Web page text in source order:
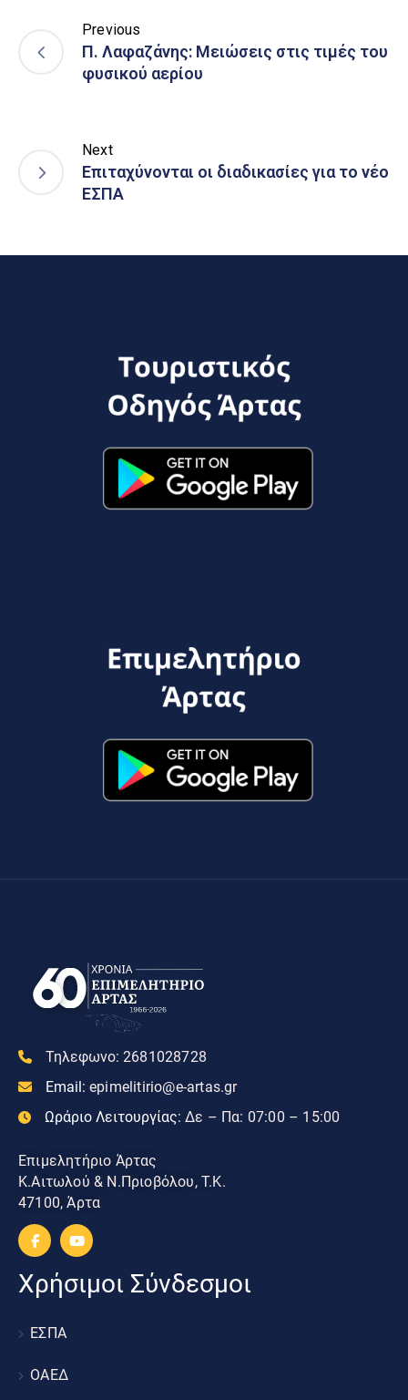
Previous
Π. Λαφαζάνης: Μειώσεις στις τιμές του
φυσικού αερίου
Next
Επιταχύνονται οι διαδικασίες για το νέο
ΕΣΠΑ
Τηλεφωνο: 2681028728
Email: epimelitirio@e-artas.gr
Ωράριο Λειτουργίας: Δε – Πα: 07:00 – 15:00
Επιμελητήριο Άρτας
Κ.Αιτωλού & Ν.Πριοβόλου, Τ.Κ.
47100, Άρτα
Χρήσιμοι Σύνδεσμοι
ΕΣΠΑ
ΟΑΕΔ